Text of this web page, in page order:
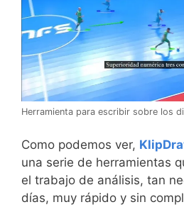
Herramienta para escribir sobre los
Como podemos ver,
una serie de herramientas
el trabajo de análisis, tan
días, muy rápido y sin